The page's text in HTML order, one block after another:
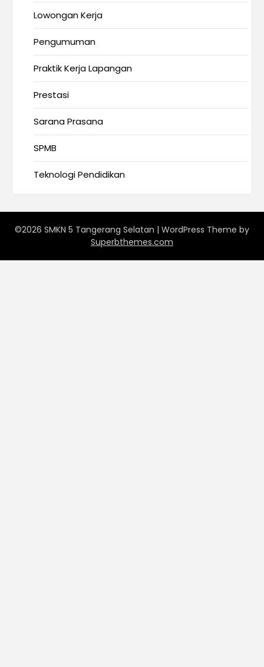
Lowongan Kerja
Pengumuman
Praktik Kerja Lapangan
Prestasi
Sarana Prasana
SPMB
Teknologi Pendidikan
©2026 SMKN 5 Tangerang Selatan | WordPress Theme by
Superbthemes.com